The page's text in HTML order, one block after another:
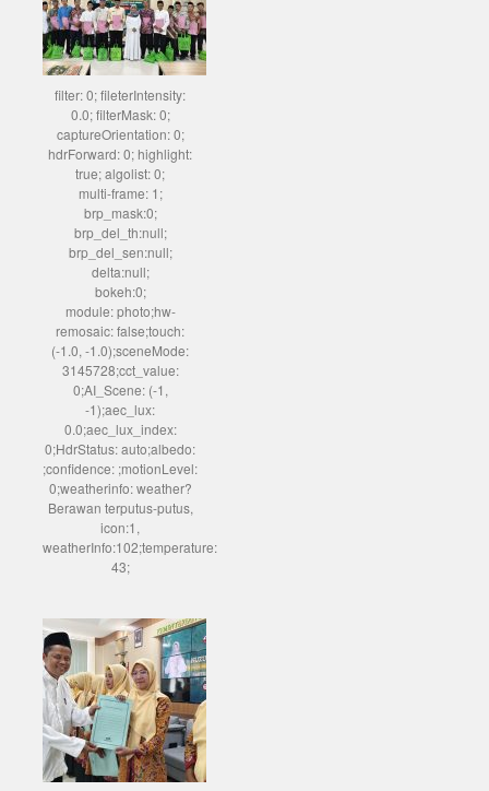
filter: 0; fileterIntensity:
0.0; filterMask: 0;
captureOrientation: 0;
hdrForward: 0; highlight:
true; algolist: 0;
multi-frame: 1;
brp_mask:0;
brp_del_th:null;
brp_del_sen:null;
delta:null;
bokeh:0;
module: photo;hw-
remosaic: false;touch:
(-1.0, -1.0);sceneMode:
3145728;cct_value:
0;AI_Scene: (-1,
-1);aec_lux:
0.0;aec_lux_index:
0;HdrStatus: auto;albedo:
;confidence: ;motionLevel:
0;weatherinfo: weather?
Berawan terputus-putus,
icon:1,
weatherInfo:102;temperature:
43;